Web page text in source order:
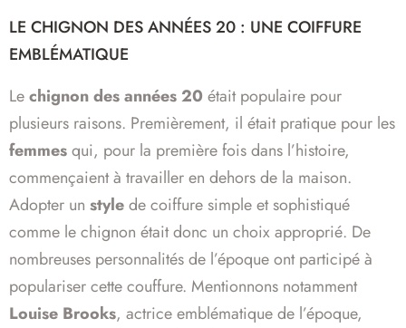
LE CHIGNON DES ANNÉES 20 : UNE COIFFURE
EMBLÉMATIQUE
Lechignon des années 20 était populaire pour
plusieurs raisons. Premièrement, il était pratique pour les
femmesqui, pour la première fois dans l’histoire,
commençaient à travailler en dehors de la maison.
Adopter un stylede coiffure simple et sophistiqué
comme le chignon était donc un choix approprié. De
nombreuses personnalités de l’époque ont participé à
populariser cette couffure. Mentionnons notamment
Louise Brooks, actrice emblématique de l’époque,